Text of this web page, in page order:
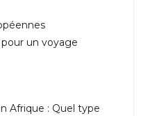
un voyage
Afrique : Quel type